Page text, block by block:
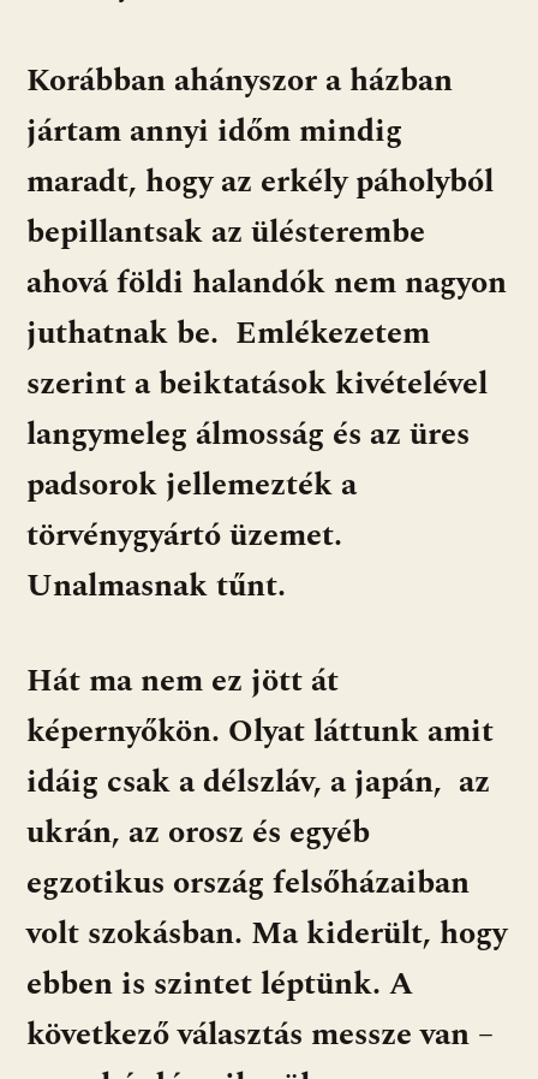
Korábban ahányszor a házban
jártam annyi időm mindig
maradt, hogy az erkély páholyból
bepillantsak az ülésterembe
ahová földi halandók nem nagyon
juthatnak be. Emlékezetem
szerint a beiktatások kivételével
langymeleg álmosság és az üres
padsorok jellemezték a
törvénygyártó üzemet.
Unalmasnak tűnt.
Hát ma nem ez jött át
képernyőkön. Olyat láttunk amit
idáig csak a délszláv, a japán, az
ukrán, az orosz és egyéb
egzotikus ország felsőházaiban
volt szokásban. Ma kiderült, hogy
ebben is szintet léptünk. A
következő választás messze van –